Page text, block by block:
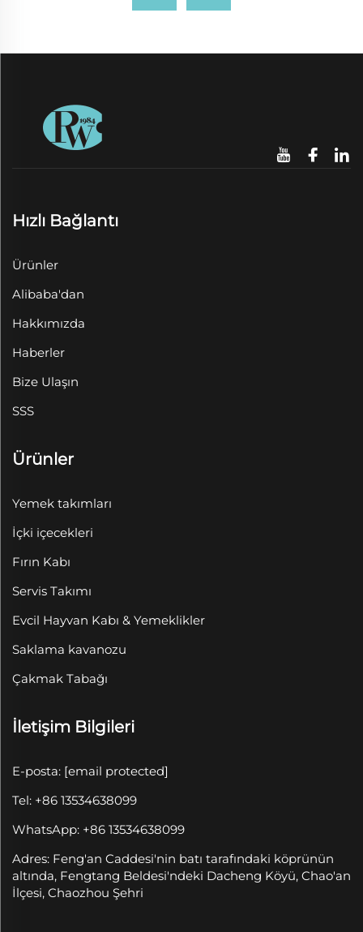
Hızlı Bağlantı
Ürünler
Alibaba'dan
Hakkımızda
Haberler
Bize Ulaşın
SSS
Ürünler
Yemek takımları
İçki içecekleri
Fırın Kabı
Servis Takımı
Evcil Hayvan Kabı & Yemeklikler
Saklama kavanozu
Çakmak Tabağı
İletişim Bilgileri
E-posta: [email protected]
Tel: +86 13534638099
WhatsApp: +86 13534638099
Adres: Feng'an Caddesi'nin batı tarafındaki köprünün
altında, Fengtang Beldesi'ndeki Dacheng Köyü, Chao'an
İlçesi, Chaozhou Şehri